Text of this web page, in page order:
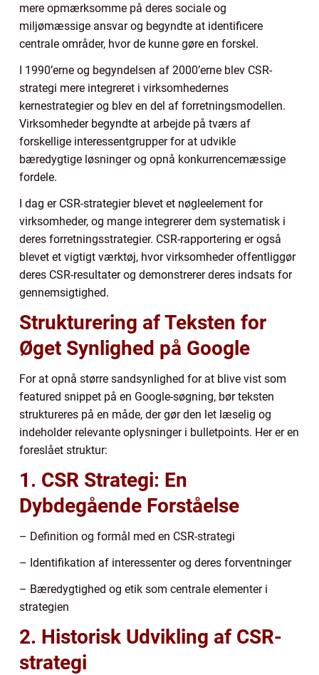
mere opmærksomme på deres sociale og
miljømæssige ansvar og begyndte at identificere
centrale områder, hvor de kunne gøre en forskel.
I 1990’erne og begyndelsen af 2000’erne blev CSR-
strategi mere integreret i virksomhedernes
kernestrategier og blev en del af forretningsmodellen.
Virksomheder begyndte at arbejde på tværs af
forskellige interessentgrupper for at udvikle
bæredygtige løsninger og opnå konkurrencemæssige
fordele.
I dag er CSR-strategier blevet et nøgleelement for
virksomheder, og mange integrerer dem systematisk i
deres forretningsstrategier. CSR-rapportering er også
blevet et vigtigt værktøj, hvor virksomheder offentliggør
deres CSR-resultater og demonstrerer deres indsats for
gennemsigtighed.
Strukturering af Teksten for
Øget Synlighed på Google
For at opnå større sandsynlighed for at blive vist som
featured snippet på en Google-søgning, bør teksten
struktureres på en måde, der gør den let læselig og
indeholder relevante oplysninger i bulletpoints. Her er en
foreslået struktur:
1. CSR Strategi: En
Dybdegående Forståelse
– Definition og formål med en CSR-strategi
– Identifikation af interessenter og deres forventninger
– Bæredygtighed og etik som centrale elementer i
strategien
2. Historisk Udvikling af CSR-
strategi